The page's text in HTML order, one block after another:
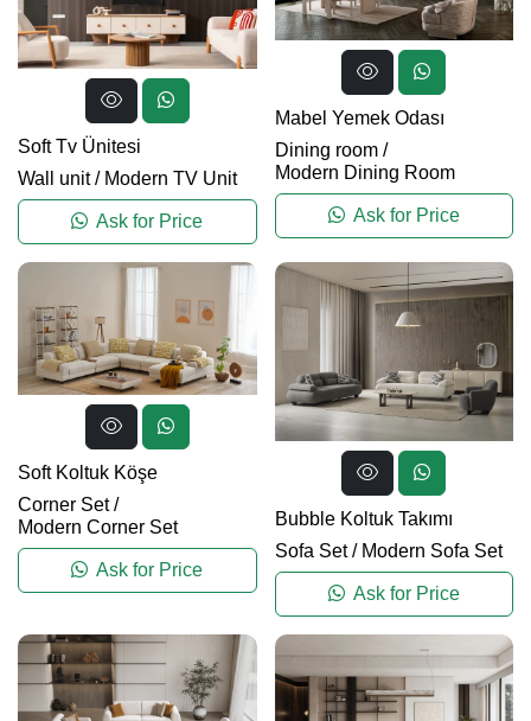
Soft Tv Ünitesi
Wall unit/ Modern TV Unit
Ask for Price
Mabel Yemek Odası
Dining room/
Modern Dining Room
Ask for Price
Soft Koltuk Köşe
Corner Set/
Modern Corner Set
Ask for Price
Bubble Koltuk Takımı
Sofa Set/ Modern Sofa Set
Ask for Price